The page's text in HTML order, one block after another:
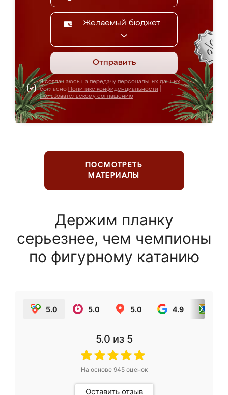
Желаемый бюджет
Отправить
Я соглашаюсь на передачу персональных данных
согласно Политике конфиденциальности
Пользовательскому соглашению
ПОСМОТРЕТЬ
МАТЕРИАЛЫ
Держим планку
серьезнее, чем чемпионы
по фигурному катанию
5.0 5.0 5.0 4.9
5.0 из 5
На основе 945оценок
Оставить отзыв